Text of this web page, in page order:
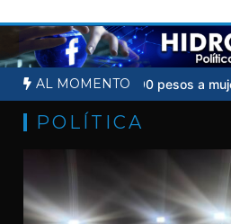
al
contenido
AL MOMENTO
Asesinan por 90 pesos a mujer de
POLÍTICA